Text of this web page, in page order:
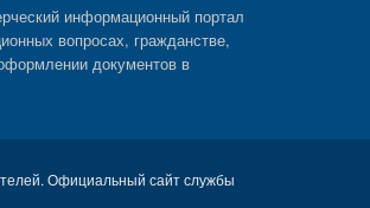
информационный портал
вопросах, гражданстве,
документов в
Официальный сайт службы